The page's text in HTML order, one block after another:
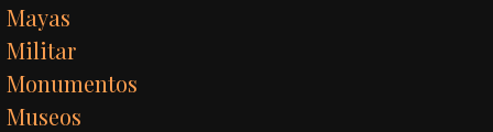
Mayas
Militar
Monumentos
Museos